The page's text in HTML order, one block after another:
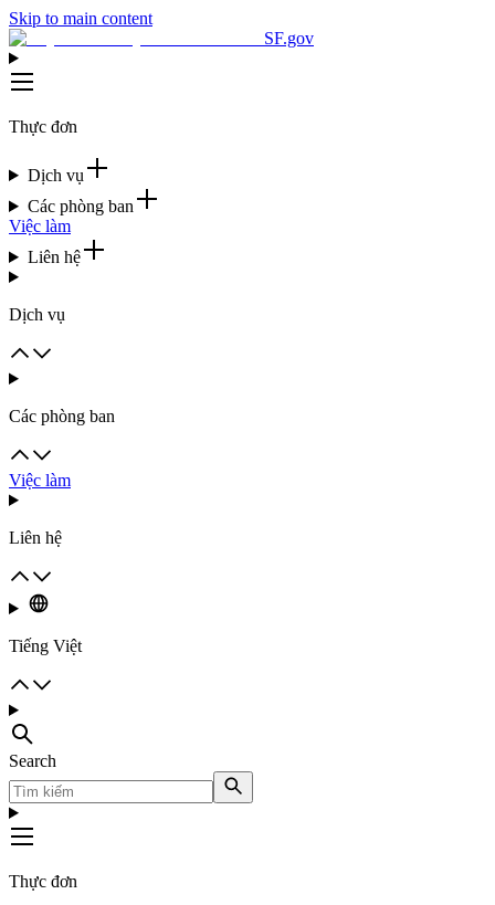
Skip to main content
SF.gov
Thực đơn
Dịch vụ
Các phòng ban
Việc làm
Liên hệ
Dịch vụ
Các phòng ban
Việc làm
Liên hệ
Tiếng Việt
Search
Thực đơn